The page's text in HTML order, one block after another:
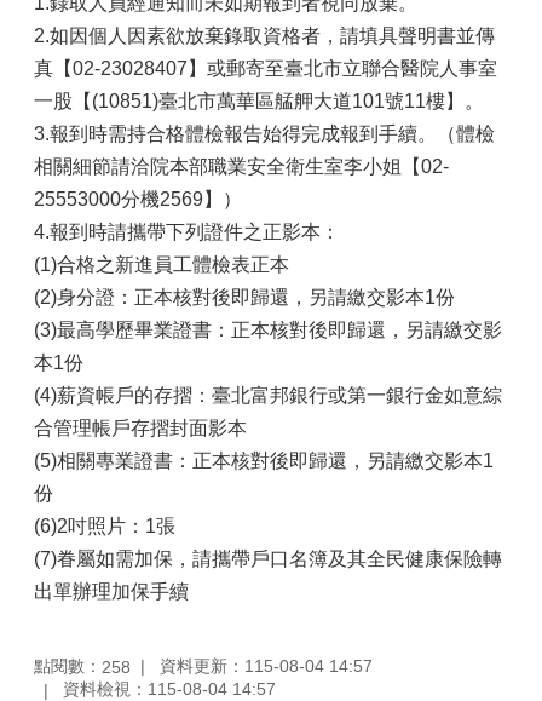
2.如因個人因素欲放棄錄取資格者，請填具聲明書並傳
真【02-23028407】或郵寄至臺北市立聯合醫院人事室
一股【(10851)臺北市萬華區艋舺大道101號11樓】。
3.報到時需持合格體檢報告始得完成報到手續。（體檢
相關細節請洽院本部職業安全衛生室李小姐【02-
25553000分機2569】）
4.報到時請攜帶下列證件之正影本：
(1)合格之新進員工體檢表正本
(2)身分證：正本核對後即歸還，另請繳交影本1份
(3)最高學歷畢業證書：正本核對後即歸還，另請繳交影
本1份
(4)薪資帳戶的存摺：臺北富邦銀行或第一銀行金如意綜
合管理帳戶存摺封面影本
(5)相關專業證書：正本核對後即歸還，另請繳交影本1
份
(6)2吋照片：1張
(7)眷屬如需加保，請攜帶戶口名簿及其全民健康保險轉
出單辦理加保手續
點閱數： 258
資料更新：115-08-04 14:57
資料檢視：115-08-04 14:57